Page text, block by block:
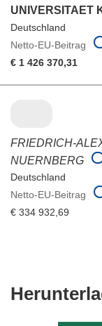
UNIVERSITAET
Deutschland
Netto-EU-Beitrag
€ 1 426 370,31
FRIEDRICH-
NUERNBERG
Deutschland
Netto-EU-Beitrag
€ 334 932,69